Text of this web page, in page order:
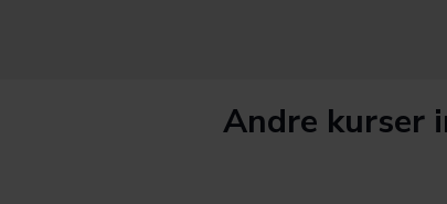
Andre kurser